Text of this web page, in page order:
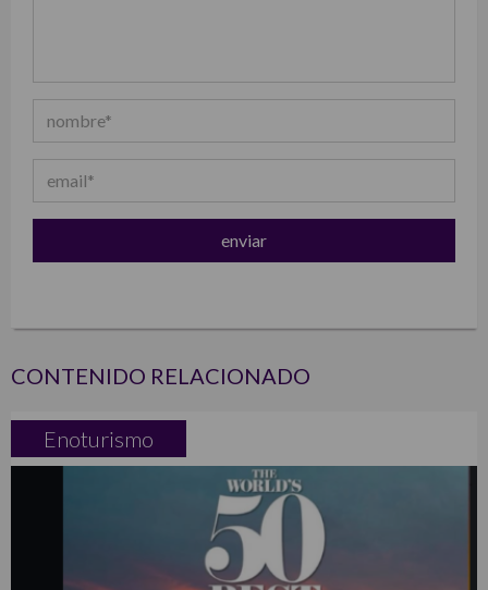
CONTENIDO RELACIONADO
Enoturismo